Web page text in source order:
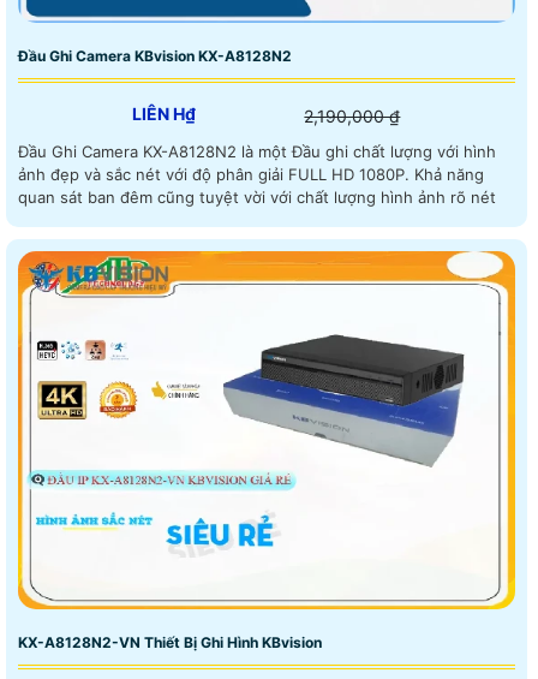
Đầu Ghi Camera KBvision KX-A8128N2
LIÊN H₫ 2,190,000 ₫
Đầu Ghi Camera KX-A8128N2 là một Đầu ghi chất lượng với hình
ảnh đẹp và sắc nét với độ phân giải FULL HD 1080P. Khả năng
quan sát ban đêm cũng tuyệt vời với chất lượng hình ảnh rõ nét
KX-A8128N2-VN Thiết Bị Ghi Hình KBvision